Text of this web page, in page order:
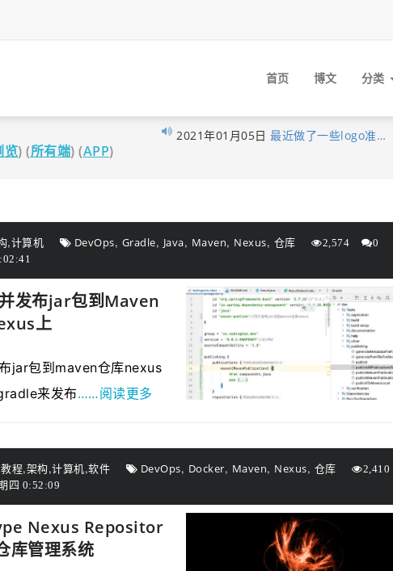
首页 博文 分类
览) (所有端) (APP)
2021年01月05日 最近做了一些logo准…
2020年10月19日 喜讯！喜讯！分享录…
2020年09月26日
考虑到很多技术文章…
2020年09月16日 我的个人网站分享录…
2020年06月14日 大家不用太拘束，但…
2020年06月03日
经过这段时间的努力…
2020年05月12日
为了更好的保护原创…
2020年04月28日 近来发现fenxianglu.…
2020年04月23日 由于服务器的带宽有…
2021年03月01日 为了跟整套系统名称…
2021年01月22日 为了进一步规范系统…
,计算机 DevOps, Gradle, Java, Maven, Nexus, 仓库 2,574
0
发布jar包到Maven
上
jar包到maven仓库nexus
来发布……阅读更多
教程,架构,计算机,软件 DevOps, Docker, Maven, Nexus, 仓库
2,410
四 0:52:09
Nexus Repositor
库管理系统